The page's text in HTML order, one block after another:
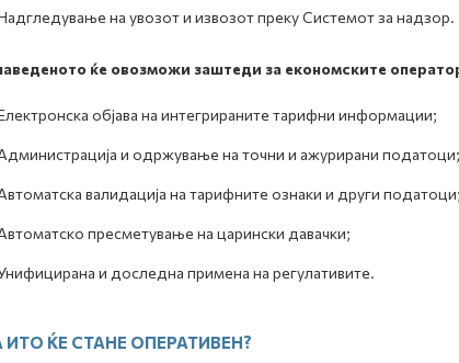
на увозот и извозот преку Системот за надзор.
ќе овозможи заштеди за економските
објава на интегрираните тарифни информации;
и одржување на точни и ажурирани податоци;
валидација на тарифните ознаки и други податоци;
пресметување на царински давачки;
и доследна примена на регулативите.
ИТО ЌЕ СТАНЕ ОПЕРАТИВЕН?